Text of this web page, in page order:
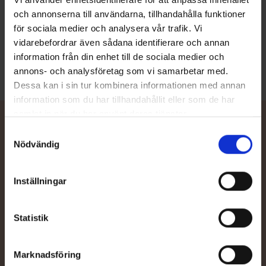
och annonserna till användarna, tillhandahålla funktioner
för sociala medier och analysera vår trafik. Vi
vidarebefordrar även sådana identifierare och annan
information från din enhet till de sociala medier och
annons- och analysföretag som vi samarbetar med.
Dessa kan i sin tur kombinera informationen med annan
information som du har tillhandahållit eller som de har
Nödvändig
Inställningar
Statistik
Marknadsföring
PRIS FRÅN 16990 €
En praktisk öppen båt med stiligt grått skrov och behändig
mittpulpet. Speciellt utvecklad för fiske och förbindelsebruk.
Läs mer
Behöver du hjälp med val av båt eller tillbehör, eller vill du be om
en offert av din närmaste TG-återförsäljare? Våra sakkunniga